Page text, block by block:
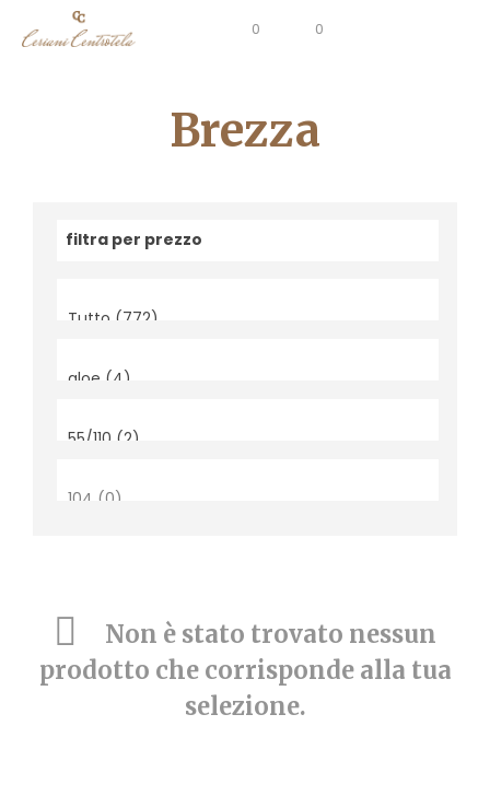
0 0
Brezza
Non è stato trovato nessun
prodotto che corrisponde alla tua
selezione.